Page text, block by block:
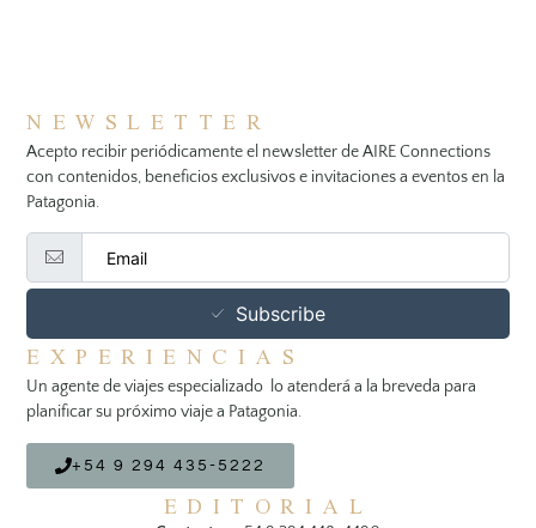
NEWSLETTER
Acepto recibir periódicamente el newsletter de AIRE Connections
con contenidos, beneficios exclusivos e invitaciones a eventos en la
Patagonia.
Subscribe
EXPERIENCIAS
Un agente de viajes especializado lo atenderá a la breveda para
planificar su próximo viaje a Patagonia.
+54 9 294 435-5222
EDITORIAL